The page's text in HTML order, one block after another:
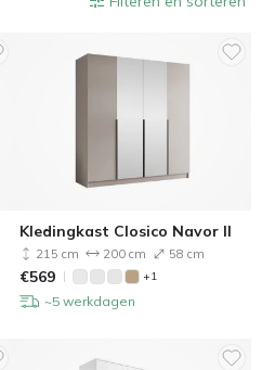
Kledingkast Closico Navor II
215 cm 200 cm 58 cm
€569 +1
~5 werkdagen